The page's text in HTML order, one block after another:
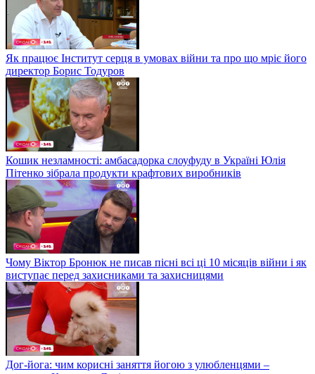
Як працює Інститут серця в умовах війни та про що мріє його
директор Борис Тодуров
Кошик незламності: амбасадорка слоуфуду в Україні Юлія
Пітенко зібрала продукти крафтових виробників
Чому Віктор Бронюк не писав пісні всі ці 10 місяців війни і як
виступає перед захисниками та захисницями
Дог-йога: чим корисні заняття йогою з улюбленцями –